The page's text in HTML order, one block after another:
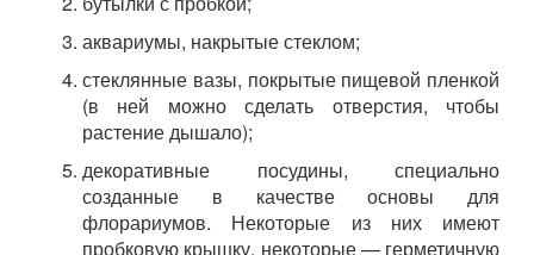
аквариумы, накрытые стеклом;
стеклянные вазы, покрытые пищевой пленкой
(в ней можно сделать отверстия, чтобы
растение дышало);
декоративные посудины, специально
созданные в качестве основы для
флорариумов. Некоторые из них имеют
пробковую крышку, некоторые — герметичную